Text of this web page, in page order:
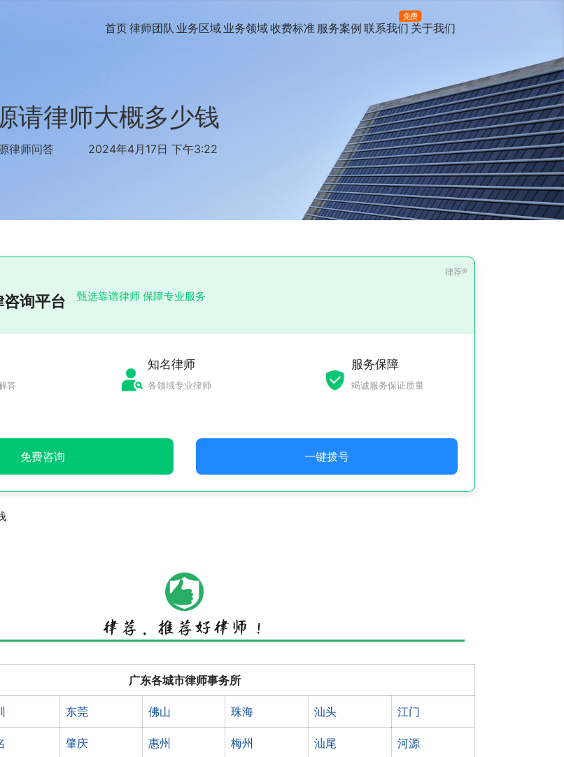
首页律师团队 业务区域 业务领域收费标准 服务案例 联系我们
免费
关于我们
请律师大概多少钱
律师问答 2024年4月17日 下午3:22
询平台 甄选靠谱律师 保障专业服务
答
知名律师
各领域专业律师
服务保障
竭诚服务保证质量
免费咨询 一键拨号
广东各城市律师事务所
东莞 佛山 珠海 汕头 江门
肇庆 惠州 梅州 汕尾 河源